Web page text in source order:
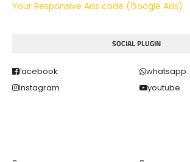
Your Responsive Ads code (Google Ads)
SOCIAL PLUGIN
facebook
whatsapp
instagram
youtube